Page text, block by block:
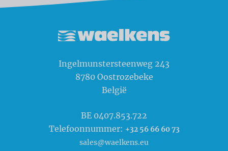
Ingelmunstersteenweg 243
8780 Oostrozebeke
België
BE 0407.853.722
Telefoonnummer: +32 56 66 60 73
sales@waelkens.eu